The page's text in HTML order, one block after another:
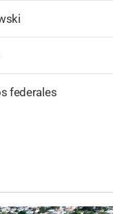
federales